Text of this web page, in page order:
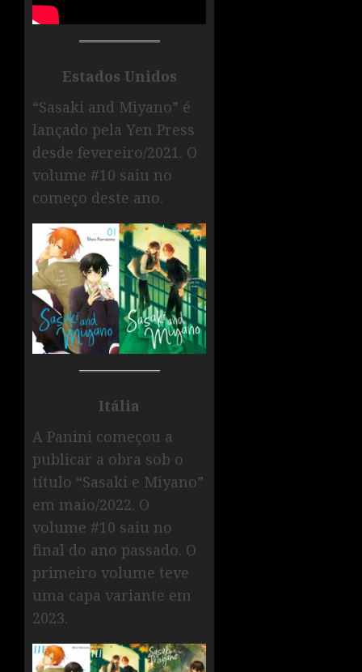
Estados Unidos
“Sasaki and Miyano” é
lançado pela Yen Press
desde fevereiro/2021. O
volume #10 saiu no
começo deste ano.
Itália
A Panini começou a
publicar a obra sob o
título “Sasaki e Miyano”
em maio/2022. O
volume #10 saiu no
final do ano passado. O
primeiro volume teve
uma capa variante em
2023.